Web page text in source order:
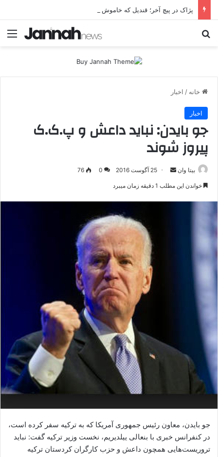
خانه / اخبار
اخبار
جو بایدن: نباید داعش و پ.ک.ک
پیروز شوند
بیتا وان
ر
25 آگوست 2016 0
76
خواندن این مطلب 1 دقیقه زمان میبرد
جو بایدن، معاون رئیس جمهوری آمریکا که به ترکیه سفر کرده است،
در کنفرانس خبری با بنعالی ییلدیریم، نخست وزیر ترکیه گفت: نباید
تروریست‌هایی همچون داعش و حزب کارگران کردستان ترکیه